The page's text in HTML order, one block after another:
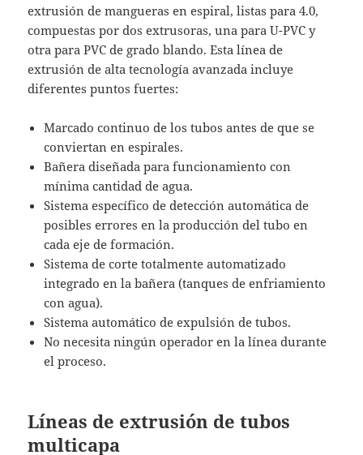
extrusión de mangueras en espiral, listas para 4.0,
compuestas por dos extrusoras, una para U-PVC y
otra para PVC de grado blando. Esta línea de
extrusión de alta tecnología avanzada incluye
diferentes puntos fuertes:
Marcado continuo de los tubos antes de que se
conviertan en espirales.
Bañera diseñada para funcionamiento con
mínima cantidad de agua.
Sistema específico de detección automática de
posibles errores en la producción del tubo en
cada eje de formación.
Sistema de corte totalmente automatizado
integrado en la bañera (tanques de enfriamiento
con agua).
Sistema automático de expulsión de tubos.
No necesita ningún operador en la línea durante
el proceso.
Líneas de extrusión de tubos
multicapa